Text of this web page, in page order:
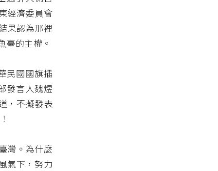
經濟委員會
果認為那裡
臺的主權。
民國國旗插
發言人魏煜
，不擬發表
灣。為什麼
氣下，努力